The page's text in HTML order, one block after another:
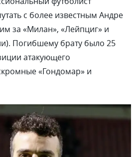
с более известным Андре
за «Милан», «Лейпциг» и
Погибшему брату было 25
атакующего
«Гондомар» и